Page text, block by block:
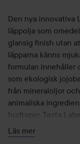
Den nya innovativa
läppolja som
glansig finish utan
läpparna känns
formulan innehåller
som ekologisk
från mineraloljor
animaliska
hudtyper. Testa
återfuktade och
fler varianter med
Läs mer